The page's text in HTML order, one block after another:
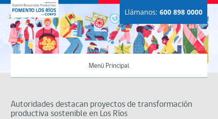
Llámanos: 600 898 0000
Menú Principal
Autoridades destacan proyectos de transformación
productiva sostenible en Los Ríos